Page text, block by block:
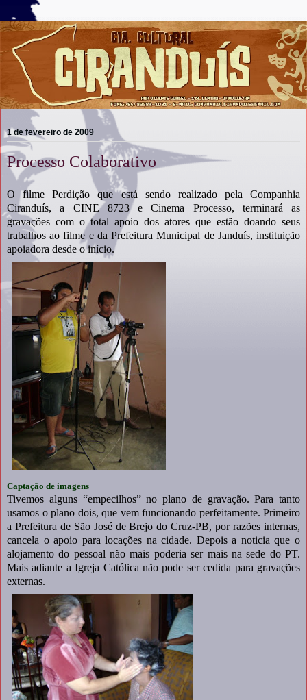
1 de fevereiro de 2009
Processo Colaborativo
O filme Perdição que está sendo realizado pela Companhia
Ciranduís, a CINE 8723 e Cinema Processo, terminará as
gravações com o total apoio dos atores que estão doando seus
trabalhos ao filme e da Prefeitura Municipal de Janduís, instituição
apoiadora desde o início.
Captação de imagens
Tivemos alguns “empecilhos” no plano de gravação. Para tanto
usamos o plano dois, que vem funcionando perfeitamente. Primeiro
a Prefeitura de São José de Brejo do Cruz-PB, por razões internas,
cancela o apoio para locações na cidade. Depois a noticia que o
alojamento do pessoal não mais poderia ser mais na sede do PT.
Mais adiante a Igreja Católica não pode ser cedida para gravações
externas.